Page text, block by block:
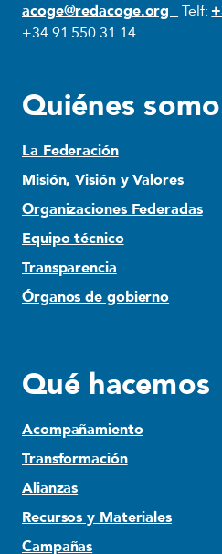
acoge@redacoge.org
Telf:
+34 91 550 31 14
Quiénes
La Federación
Misión, Visión y Valores
Organizaciones Federadas
Equipo técnico
Transparencia
Órganos de gobierno
Qué hacemos
Acompañamiento
Transformación
Alianzas
Recursos y Materiales
Campañas